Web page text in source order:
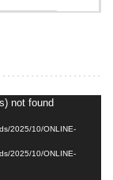
not found
2025/10/ONLINE-
2025/10/ONLINE-